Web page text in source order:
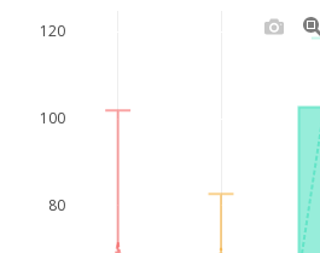
80
100
120